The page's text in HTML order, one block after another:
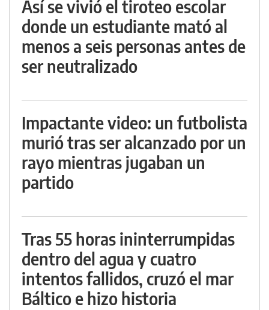
Así se vivió el tiroteo escolar
donde un estudiante mató al
menos a seis personas antes de
ser neutralizado
Impactante video: un futbolista
murió tras ser alcanzado por un
rayo mientras jugaban un
partido
Tras 55 horas ininterrumpidas
dentro del agua y cuatro
intentos fallidos, cruzó el mar
Báltico e hizo historia